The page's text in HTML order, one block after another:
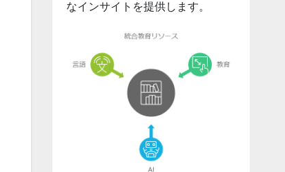
なインサイトを提供します。